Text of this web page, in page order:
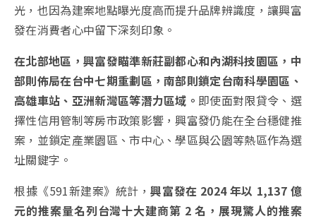
光，也因為建案地點曝光度高而提升品牌辨識度，讓興富
發在消費者心中留下深刻印象。
在北部地區，興富發瞄準新莊副都心和內湖科技園區，中
部則佈局在台中七期重劃區，南部則鎖定台南科學園區、
高雄車站、亞洲新灣區等潛力區域。 即使面對限貸令、選
擇性信用管制等房市政策影響，興富發仍能在全台穩健推
案，並鎖定產業園區、市中心、學區與公園等熱區作為選
址關鍵字。
根據《591新建案》統計，興富發在 2024 年以 1,137 億
元的推案量名列台灣十大建商第 2 名，展現驚人的推案